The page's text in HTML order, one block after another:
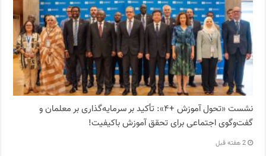
نشست «تحول آموزش +۴»: تأکید بر سرمایه‌گذاری بر معلمان و
گفت‌وگوی اجتماعی برای تحقق آموزش باکیفیت!
2 هفته قبل